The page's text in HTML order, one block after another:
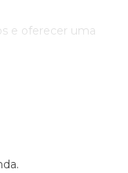
e oferecer uma